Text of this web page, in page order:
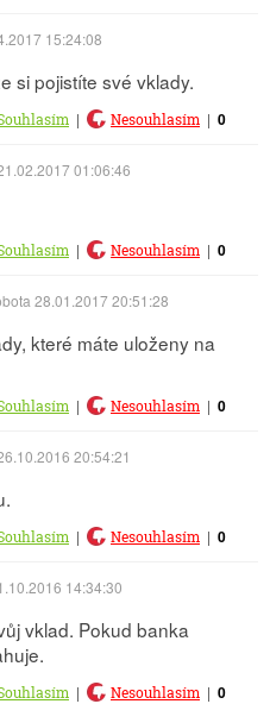
15:24:08
si pojistíte své vklady.
| Nesouhlasím | 0
01:06:46
| Nesouhlasím | 0
28.01.2017 20:51:28
které máte uloženy na
| Nesouhlasím | 0
20:54:21
| Nesouhlasím | 0
14:34:30
vklad. Pokud banka
| Nesouhlasím | 0